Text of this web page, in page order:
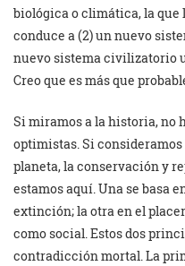
biológica o climática, la que
conduce a (2) un nuevo
nuevo sistema civilizatorio
Creo que es más que
Si miramos a la historia, no
optimistas. Si
planeta, la conservación y
estamos aquí. Una se basa
extinción; la otra en el
como social. Estos dos
contradicción mortal. La